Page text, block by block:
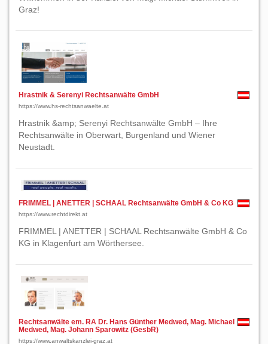
Graz!
Hrastnik & Serenyi Rechtsanwälte GmbH
https://www.hs-rechtsanwaelte.at
Hrastnik &amp; Serenyi Rechtsanwälte GmbH – Ihre
Rechtsanwälte in Oberwart, Burgenland und Wiener
Neustadt.
FRIMMEL | ANETTER | SCHAAL Rechtsanwälte GmbH & Co KG
https://www.rechtdirekt.at
FRIMMEL | ANETTER | SCHAAL Rechtsanwälte GmbH & Co
KG in Klagenfurt am Wörthersee.
Rechtsanwälte em. RA Dr. Hans Günther Medwed, Mag. Michael
Medwed, Mag. Johann Sparowitz (GesbR)
https://www.anwaltskanzlei-graz.at